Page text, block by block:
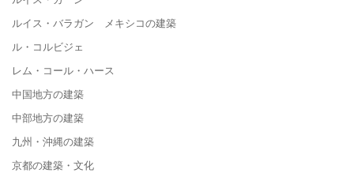
ルイス・バラガン メキシコの建築
ル・コルビジェ
レム・コール・ハース
中国地方の建築
中部地方の建築
九州・沖縄の建築
京都の建築・文化